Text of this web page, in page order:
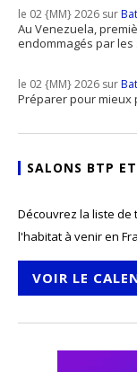
le 02 {MM} 2026 sur
Au Venezuela,
endommagés par les
le 02 {MM} 2026 sur
Préparer pour mieux
SALONS BTP
Découvrez la liste de
l'habitat à venir en
VOIR LE